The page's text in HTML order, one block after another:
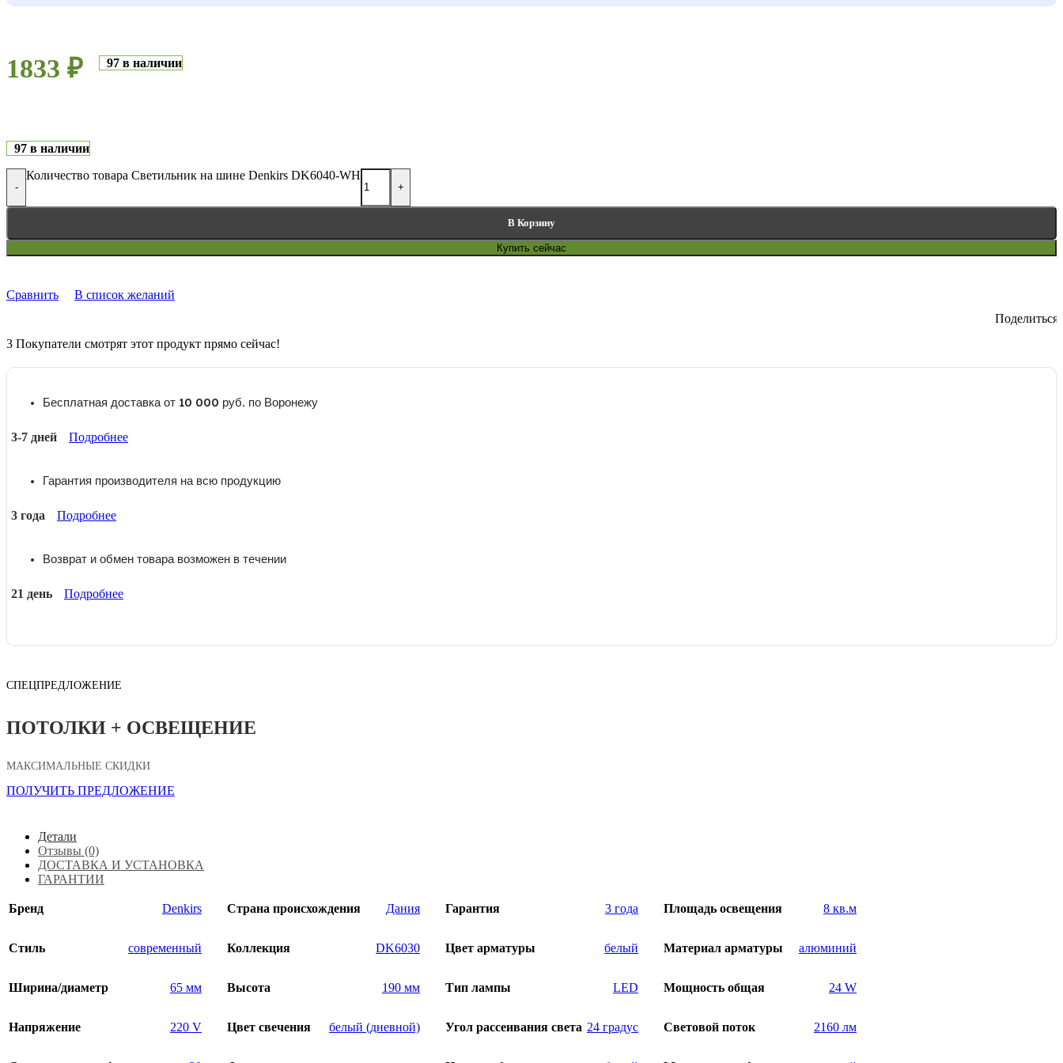
1833 ₽ 97 в наличии
97 в наличии
-
Количество товара Светильник на шине Denkirs DK6040-WH
+
В Корзину
Купить сейчас
Сравнить
В список желаний
Поделиться:
3 Покупатели смотрят этот продукт прямо сейчас!
Бесплатная доставка от 10 000 руб. по Воронежу
3-7 дней Подробнее
Гарантия производителя на всю продукцию
3 года Подробнее
Возврат и обмен товара возможен в течении
21 день Подробнее
СПЕЦПРЕДЛОЖЕНИЕ
ПОТОЛКИ + ОСВЕЩЕНИЕ
МАКСИМАЛЬНЫЕ СКИДКИ
ПОЛУЧИТЬ ПРЕДЛОЖЕНИЕ
Детали
Отзывы (0)
ДОСТАВКА И УСТАНОВКА
ГАРАНТИИ
Бренд Denkirs Страна происхождения Дания Гарантия 3 года Площадь освещения 8 кв.м
Стиль современный Коллекция DK6030 Цвет арматуры белый Материал арматуры алюминий
Ширина/диаметр 65 мм Высота 190 мм Тип лампы LED Мощность общая 24 W
Напряжение 220 V Цвет свечения белый (дневной) Угол рассеивания света 24 градус Световой поток 2160 лм